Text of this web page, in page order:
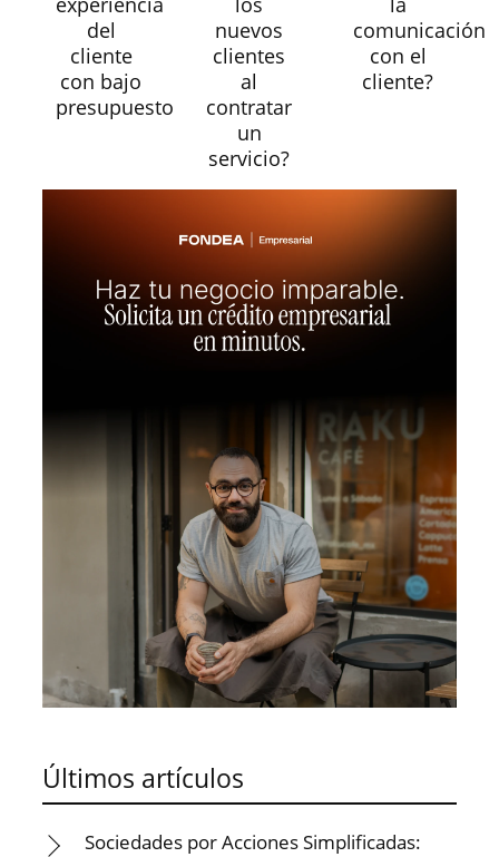
del
cliente
con bajo
presupuesto
nuevos
clientes
al
contratar
un
servicio?
comunicación
con el
cliente?
Últimos artículos
Sociedades por Acciones Simplificadas: